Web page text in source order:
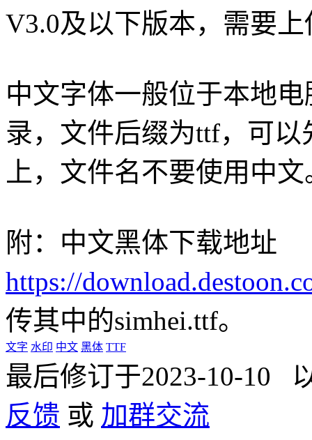
V3.0及以下版本，需要
中文字体一般位于本地
录，文件后缀为ttf，可
上，文件名不要使用中文
附：中文黑体下载地址
https://
传其中的simhei.ttf。
文字 水印 中文 黑体 TTF
最后修订于2023-10-10
反馈 或 加群交流